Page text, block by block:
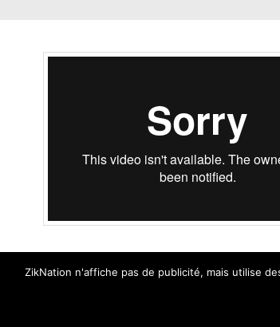
ZikNation n'affiche pas de publicité, mais utilise